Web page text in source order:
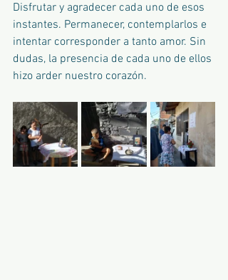
Disfrutar y agradecer cada uno de esos
instantes. Permanecer, contemplarlos e
intentar corresponder a tanto amor. Sin
dudas, la presencia de cada uno de ellos
hizo arder nuestro corazón.